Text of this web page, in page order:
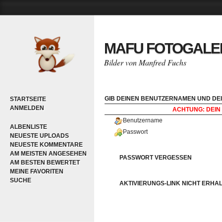
STARTSEITE
ANMELDEN
ALBENLISTE
NEUESTE UPLOADS
NEUESTE KOMMENTARE
AM MEISTEN ANGESEHEN
AM BESTEN BEWERTET
MEINE FAVORITEN
SUCHE
MAFU
Bilder von Manfred Fuchs
GIB DEINEN BENUTZERNAMEN UND
ACHTUNG: DEIN
Benutzername
Passwort
PASSWORT VERGESSEN
AKTIVIERUNGS-LINK NICHT